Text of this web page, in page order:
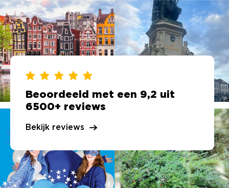
Beoordeeld met een 9,2 uit
6500+ reviews
Bekijk reviews